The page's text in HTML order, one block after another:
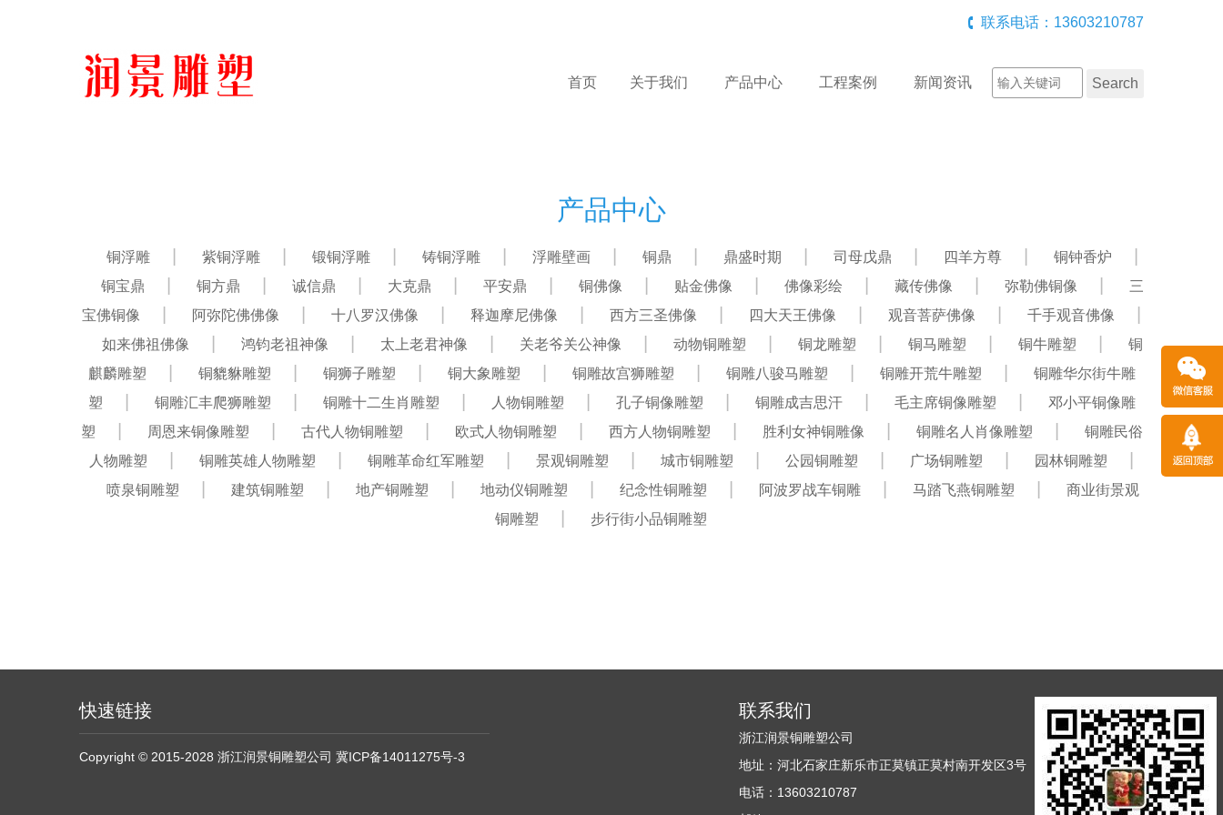
联系电话：13603210787
首页 关于我们 产品中心 工程案例 新闻资讯
产品中心
铜浮雕 紫铜浮雕 锻铜浮雕 铸铜浮雕 浮雕壁画 铜鼎 鼎盛时期 司母戊鼎 四羊方尊
铜钟香炉
铜宝鼎
铜方鼎 诚信鼎 大克鼎 平安鼎 铜佛像 贴金佛像 佛像彩绘 藏传佛像 弥勒佛铜像
三
宝佛铜像
阿弥陀佛佛像 十八罗汉佛像 释迦摩尼佛像 西方三圣佛像 四大天王佛像 观音菩萨佛像
千手观音佛像
如来佛祖佛像
鸿钧老祖神像 太上老君神像 关老爷关公神像 动物铜雕塑 铜龙雕塑 铜马雕塑 铜牛雕塑
铜
麒麟雕塑
铜貔貅雕塑 铜狮子雕塑 铜大象雕塑 铜雕故宫狮雕塑 铜雕八骏马雕塑 铜雕开荒牛雕塑
铜雕华尔街牛雕
塑
铜雕汇丰爬狮雕塑 铜雕十二生肖雕塑 人物铜雕塑 孔子铜像雕塑 铜雕成吉思汗 毛主席铜像雕塑
邓小平铜像雕
塑
周恩来铜像雕塑 古代人物铜雕塑 欧式人物铜雕塑 西方人物铜雕塑 胜利女神铜雕像 铜雕名人肖像雕塑
铜雕民俗
人物雕塑
铜雕英雄人物雕塑 铜雕革命红军雕塑 景观铜雕塑 城市铜雕塑 公园铜雕塑 广场铜雕塑
园林铜雕塑
喷泉铜雕塑
建筑铜雕塑 地产铜雕塑 地动仪铜雕塑 纪念性铜雕塑 阿波罗战车铜雕 马踏飞燕铜雕塑
商业街景观
铜雕塑
步行街小品铜雕塑
快速链接
Copyright © 2015-2028 浙江润景铜雕塑公司 冀ICP备14011275号-3
联系我们
浙江润景铜雕塑公司
地址：河北石家庄新乐市正莫镇正莫村南开发区3号
电话：13603210787